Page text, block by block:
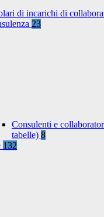
di incarichi di
23
Consulenti e
tabelle) 8
132